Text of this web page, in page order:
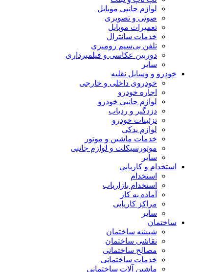
لوازم جانبی موبایل
صوتی و تصویری
تعمیرات موبایل
خدمات سانترال
تلفن بی‌سیم رومیزی
دوربین عکاسی و فیلمبرداری
سایر
خودرو و وسایل نقلیه
خودروی داخلی و خارجی
اجاره خودرو
لوازم جانبی خودرو
دزدگیر و ردیاب
تزئینات خودرو
لوازم یدکی
خدمات ماشین و موتور
موتورسیکلت و لوازم جانبی
سایر
استخدام و کاریابی
استخدام
استخدام بازاریاب
آماده به کار
مراکز کاریابی
سایر
ساختمان
شیشه ساختمان
نقاشی ساختمان
مصالح ساختمانی
خدمات ساختمانی
ماشین آلات ساختمانی